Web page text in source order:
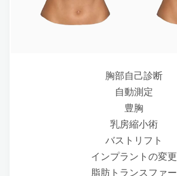
胸部自己診断
自動測定
豊胸
乳房縮小術
バストリフト
インプラントの変更
脂肪トランスファー